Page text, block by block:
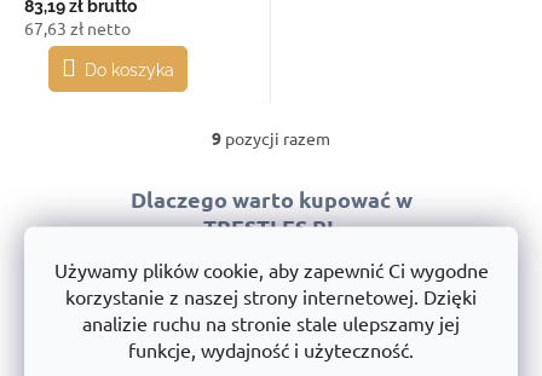
Używamy plików cookie, aby zapewnić Ci wygodne
korzystanie z naszej strony internetowej. Dzięki
analizie ruchu na stronie stale ulepszamy jej
funkcje, wydajność i użyteczność.
83,19 zł brutto
67,63 zł netto
Do koszyka
K
n
t
o
l
k
i
l
9 pozycji razem
Dlaczego warto kupować w
TRESTLES.PL
Bezpłatna wysyłka od 333 zł